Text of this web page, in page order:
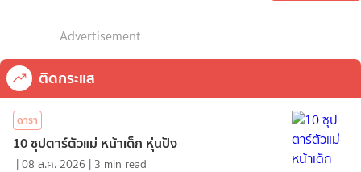
Advertisement
ติดกระแส
ดารา
10 ซุปตาร์ตัวแม่ หน้าเด็ก หุ่นปัง
|08 ส.ค. 2026 | 3 min read